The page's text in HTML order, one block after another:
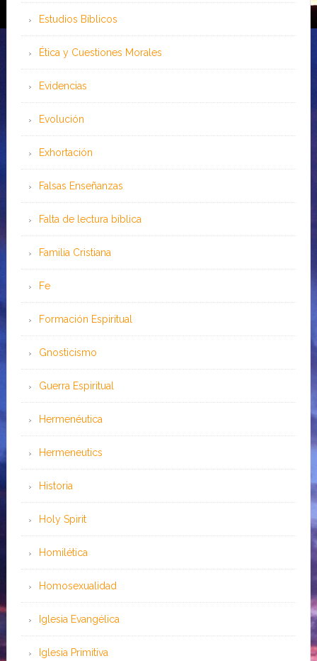
Estudios Bíblicos
Ética y Cuestiones Morales
Evidencias
Evolución
Exhortación
Falsas Enseñanzas
Falta de lectura bíblica
Familia Cristiana
Fe
Formación Espiritual
Gnosticismo
Guerra Espiritual
Hermenéutica
Hermeneutics
Historia
Holy Spirit
Homilética
Homosexualidad
Iglesia Evangélica
Iglesia Primitiva